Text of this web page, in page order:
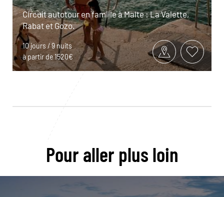
Circuit autotour en famille à Malte : La Valette,
Rabat et Gozo.
10 jours / 9 nuits
à partir de 1520€
Pour aller plus loin